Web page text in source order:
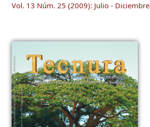
Vol. 13 Núm. 25 (2009): Julio - Diciembre